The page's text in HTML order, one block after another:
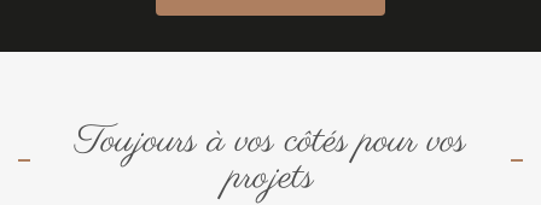
Toujours à vos côtés pour vos
projets